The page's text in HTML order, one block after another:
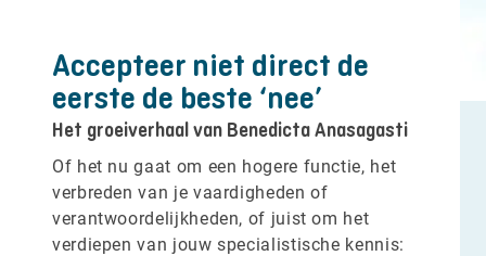
Accepteer niet direct de
eerste de beste ‘nee’
Het groeiverhaal van Benedicta Anasagasti
Of het nu gaat om een hogere functie, het
verbreden van je vaardigheden of
verantwoordelijkheden, of juist om het
verdiepen van jouw specialistische kennis: